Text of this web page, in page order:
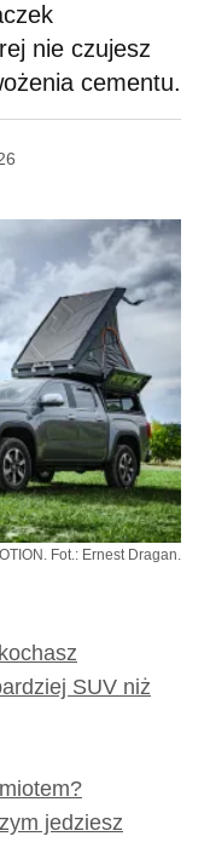
nie czujesz
cementu.
Fot.: Ernest Dragan.
SUV niż
jedziesz